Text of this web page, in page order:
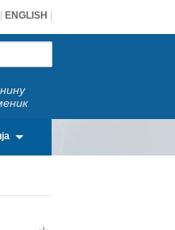
ENGLISH